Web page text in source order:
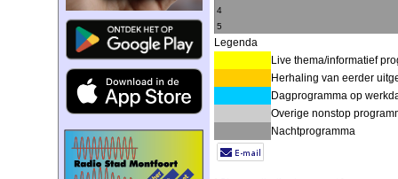
4
5
Legenda
Live thema/informatief
Herhaling van eerder
Dagprogramma op
Overige nonstop
Nachtprogramma